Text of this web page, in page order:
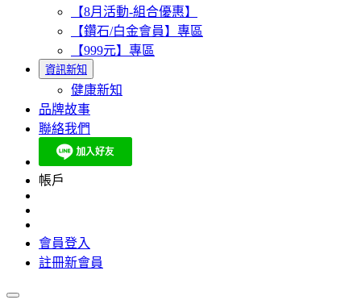
【8月活動-組合優惠】
【鑽石/白金會員】專區
【999元】專區
資訊新知
健康新知
品牌故事
聯絡我們
帳戶
會員登入
註冊新會員